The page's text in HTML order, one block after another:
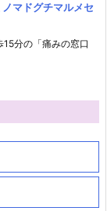
マドグチマルメセ
分の「痛みの窓口